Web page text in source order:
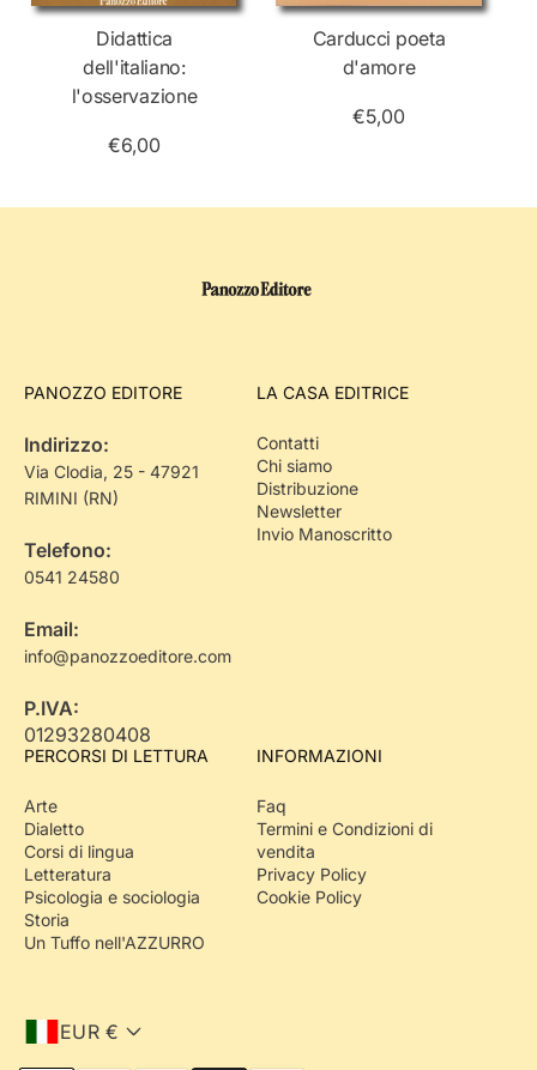
Didattica
dell'italiano:
l'osservazione
€6,00
Carducci poeta
d'amore
€5,00
PANOZZO EDITORE
Indirizzo:
Via Clodia, 25 - 47921
RIMINI (RN)
Telefono:
0541 24580
Email:
info@panozzoeditore.com
P.IVA:
01293280408
LA CASA EDITRICE
Contatti
Chi siamo
Distribuzione
Newsletter
Invio Manoscritto
PERCORSI DI LETTURA
Arte
Dialetto
Corsi di lingua
Letteratura
Psicologia e sociologia
Storia
Un Tuffo nell'AZZURRO
INFORMAZIONI
Faq
Termini e Condizioni di
vendita
Privacy Policy
Cookie Policy
EUR €